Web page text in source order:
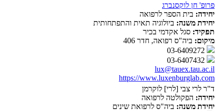
פרופ' חן לוקסנברג
יחידה: בית הספר לרפואה
יחידת משנה: ביולוגיה תאית והתפתחותית
תפקיד: סגל אקדמי בכיר
מיקום: ביה"ס רפואה, חדר 406
lux@tauex.tau.ac.il
https://www.luxenburglab.com
ד"ר לרי צבי [לרי] לוקרמן
יחידה: הפקולטה לרפואה
יחידת משנה: ביה"ס לרפואת שינים